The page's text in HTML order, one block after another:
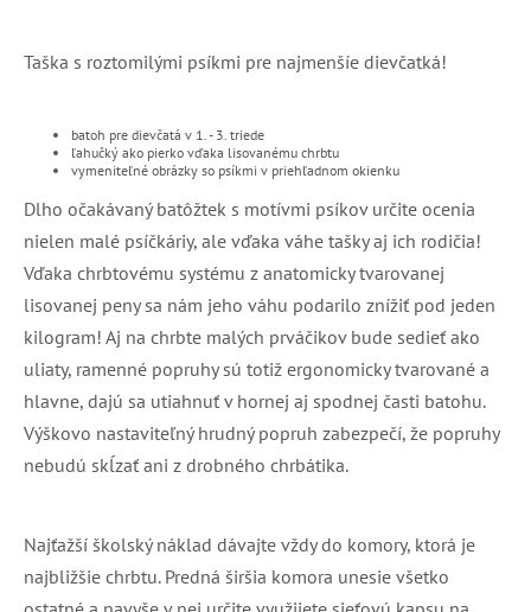
Taška s roztomilými psíkmi pre najmenšíe dievčatká!
batoh pre dievčatá v 1. - 3. triede
ľahučký ako pierko vďaka lisovanému chrbtu
vymeniteľné obrázky so psíkmi v priehľadnom okienku
Dlho očakávaný batôžtek s motívmi psíkov určite ocenia
nielen malé psíčkáriy, ale vďaka váhe tašky aj ich rodičia!
Vďaka chrbtovému systému z anatomicky tvarovanej
lisovanej peny sa nám jeho váhu podarilo znížiť pod jeden
kilogram! Aj na chrbte malých prváčikov bude sedieť ako
uliaty, ramenné popruhy sú totiž ergonomicky tvarované a
hlavne, dajú sa utiahnuť v hornej aj spodnej časti batohu.
Výškovo nastaviteľný hrudný popruh zabezpečí, že popruhy
nebudú skĺzať ani z drobného chrbátika.
Najťažší školský náklad dávajte vždy do komory, ktorá je
najbližšie chrbtu. Predná širšia komora unesie všetko